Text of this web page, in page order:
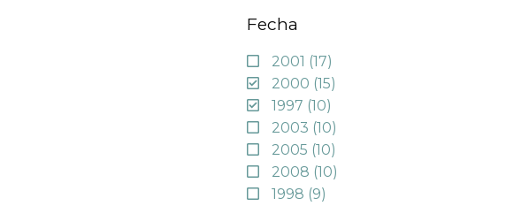
Fecha
2001 (17)
2000 (15)
1997 (10)
2003 (10)
2005 (10)
2008 (10)
1998 (9)